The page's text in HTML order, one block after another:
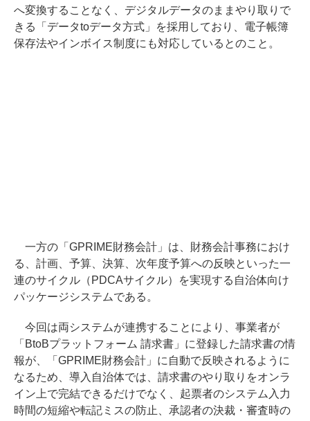
へ変換することなく、デジタルデータのままやり取りで
きる「データtoデータ方式」を採用しており、電子帳簿
保存法やインボイス制度にも対応しているとのこと。
一方の「GPRIME財務会計」は、財務会計事務におけ
る、計画、予算、決算、次年度予算への反映といった一
連のサイクル（PDCAサイクル）を実現する自治体向け
パッケージシステムである。
今回は両システムが連携することにより、事業者が
「BtoBプラットフォーム 請求書」に登録した請求書の情
報が、「GPRIME財務会計」に自動で反映されるように
なるため、導入自治体では、請求書のやり取りをオンラ
イン上で完結できるだけでなく、起票者のシステム入力
時間の短縮や転記ミスの防止、承認者の決裁・審査時の